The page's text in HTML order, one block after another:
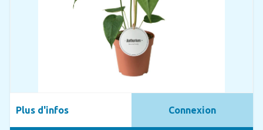
Plus d'infos Connexion